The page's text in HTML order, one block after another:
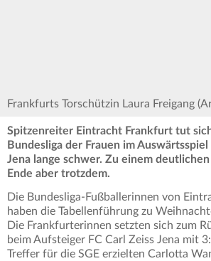
Frankfurts Torschützin Laura Freigang
Spitzenreiter Eintracht Frankfurt tut
Bundesliga der Frauen im
Jena lange schwer. Zu einem
Ende aber trotzdem.
Die Bundesliga-Fußballerinnen von
haben die Tabellenführung zu
Die Frankfurterinnen setzten sich zum
beim Aufsteiger FC Carl Zeiss Jena mit
Treffer für die SGE erzielten Carlotta